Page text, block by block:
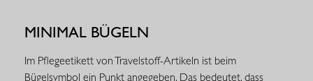
MINIMAL BÜGELN
Im Pflegeetikett von Travelstoff-Artikeln ist beim
Bügelsymbol ein Punkt angegeben. Das bedeutet, dass